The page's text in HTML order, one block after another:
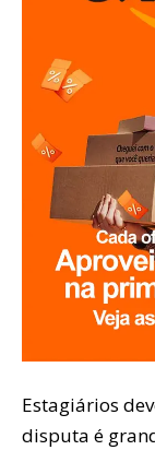
Estagiários
disputa é